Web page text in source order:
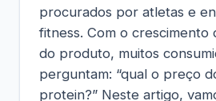
procurados por atletas e
fitness. Com o crescimento
do produto, muitos
perguntam: “qual o preço
protein?” Neste artigo,